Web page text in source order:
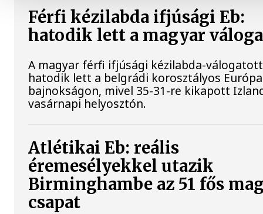
Férfi kézilabda ifjúsági Eb:
hatodik lett a magyar
A magyar férfi ifjúsági kézilabda-válogatott
hatodik lett a belgrádi korosztályos
bajnokságon, mivel 35-31-re kikapott
vasárnapi helyosztón.
Atlétikai Eb: reális
éremesélyekkel utazik
Birminghambe az 51 fős
csapat